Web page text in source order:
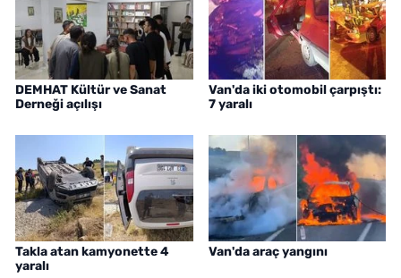
DEMHAT Kültür ve Sanat
Derneği açılışı
Van'da iki otomobil çarpıştı:
7 yaralı
Takla atan kamyonette 4
yaralı
Van'da araç yangını